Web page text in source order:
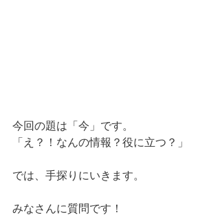
今回の題は「今」です。
「え？！なんの情報？役に立つ？」
では、手探りにいきます。
みなさんに質問です！